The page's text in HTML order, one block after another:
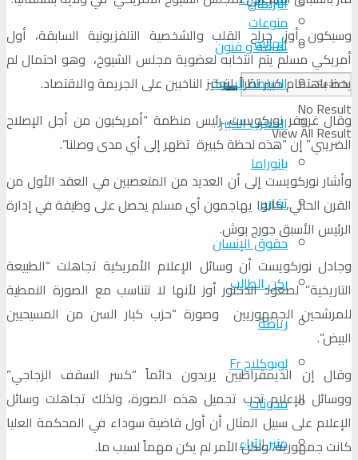
منوعات
ثقافة و فنون
No Result
View All Result
الجالية
السلطة الرابعة
المغرب الكبير
بانوراما
تقارير
حقوق الإنسان
ركن الطالب
رياضة
لوبوكلاج Fr
مدونات
منبر الآراء
وسيكون أوز، جراح القلب والشخصية التلفزيونية السابقة، أول
أمريكي مسلم يتم انتخابه لعضوية مجلس الشيوخ، وهو احتمال لم
يحظ باهتمام كبير نظراً لتركيز الناخبين على الجريمة والاقتصاد.
وقال غروفر نوركويست، رئيس منظمة “أمريكيون من أجل الإصلاح
الضريبي” إن “هذه لحظة كبيرة تظهر إلى أي مدى وصلنا”.
وأشار نوركويست إلى أن العديد من المتعصبين في العقد الأول من
القرن الحالي، كانوا يهاجمون أي مسلم يحصل على وظيفة في إدارة
الرئيس الأسبق جورج بوش.
وجادل نوركويست أن وسائل الإعلام الأمريكية تجاهلت “الطبيعة
التاريخية” لصعود الدكتور أوز لأنها لا تتناسب مع الصورة النمطية
للمرشحين الجمهوريين وصورة “حزب كبار السن من المسيحيين
البيض”.
وقال إن الديمقراطيين يريدون دائماً “كسر السقف الزجاجي”
ووسائل الإعلام تحب تجميل هذه الصورة، ولذلك تجاهلت وسائل
الإعلام على سبيل المثال أن أول قاضية سوداء في المحكمة العليا
كانت جمهورية، ولكن الأمر لم يكن مهماً لسبب ما.